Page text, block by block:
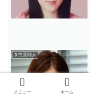
女性芸能人
メニュー ホーム